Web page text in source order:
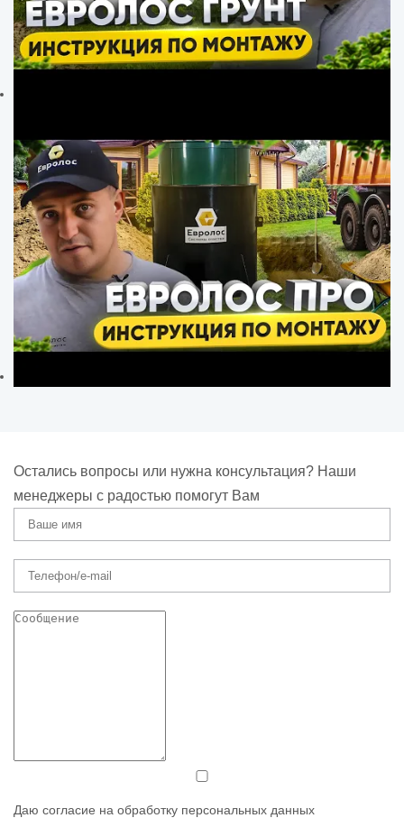
Остались вопросы или нужна консультация? Наши
менеджеры с радостью помогут Вам
Даю согласие на обработку персональных данных